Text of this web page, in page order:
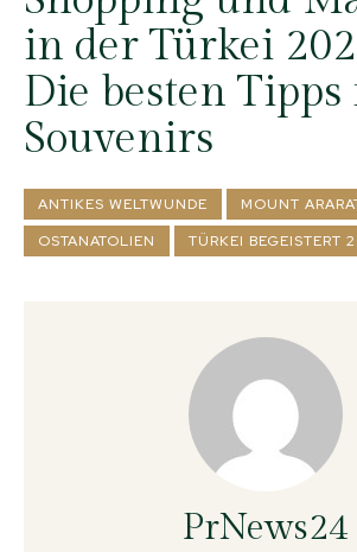
in der Türkei
Die besten
Souvenirs
ANTIKES WELTWUNDE
MOUNT
OSTANATOLIEN
TÜRKEI BEGEISTERT
PrNews24